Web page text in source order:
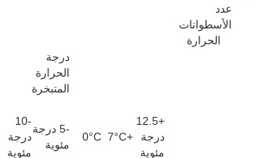
عدد
الأسطوانات
الحرارة
درجة
الحرارة
المتبخرة
+12.5
درجة
مئوية
+7°C
0°C
-5 درجة
مئوية
-10
درجة
مئوية